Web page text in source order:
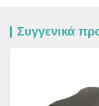
Συγγενικά